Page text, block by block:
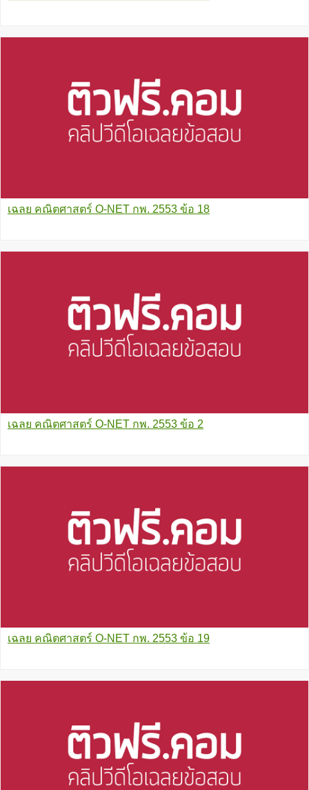
เฉลย คณิตศาสตร์ O-NET กพ. 2553 ข้อ 18
เฉลย คณิตศาสตร์ O-NET กพ. 2553 ข้อ 2
เฉลย คณิตศาสตร์ O-NET กพ. 2553 ข้อ 19